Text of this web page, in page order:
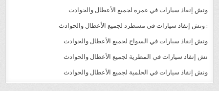
ونش إنقاذ سيارات في غمرة لجميع الأعطال والحوادث
: ونش إنقاذ سيارات في مسطرد لجميع الأعطال والحوادث
ونش إنقاذ سيارات في السواح لجميع الأعطال والحوادث
نش إنقاذ سيارات في المطرية لجميع الأعطال والحوادث
ونش إنقاذ سيارات في الحلمية لجميع الأعطال والحوادث